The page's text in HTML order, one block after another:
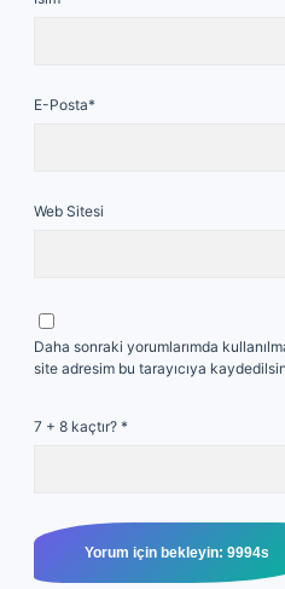
E-Posta*
Web Sitesi
Daha sonraki yorumlarımda
site adresim bu tarayıcıya
7 + 8 kaçtır? *